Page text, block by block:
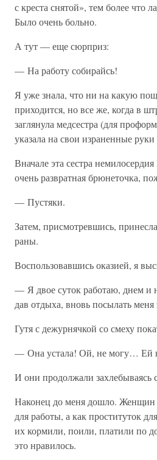
с креста снятой», тем более что
Было очень больно.
А тут — еще сюрприз:
— На работу собирайсь!
Я уже знала, что ни на какую
приходится, но все же, когда в
заглянула медсестра (для
указала на свои израненные
Вначале эта сестра
очень развратная брюнеточка,
— Пустяки.
Затем, присмотревшись,
раны.
Воспользовавшись оказией, я
— Я двое суток работаю, днем
дав отдыха, вновь посылать меня
Гутя с дежурнячкой со смеху
— Она устала! Ой, не могу… Ей
И они продолжали захлебываясь
Наконец до меня дошло. Женщин
для работы, а как проституток
их кормили, поили, платили по
это нравилось.